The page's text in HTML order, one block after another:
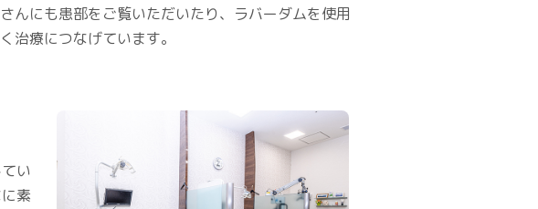
んにも患部をご覧いただいたり、ラバーダムを使用
治療につなげています。
い
素